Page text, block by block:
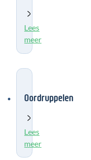
Lees
meer
Oordruppelen
Lees
meer